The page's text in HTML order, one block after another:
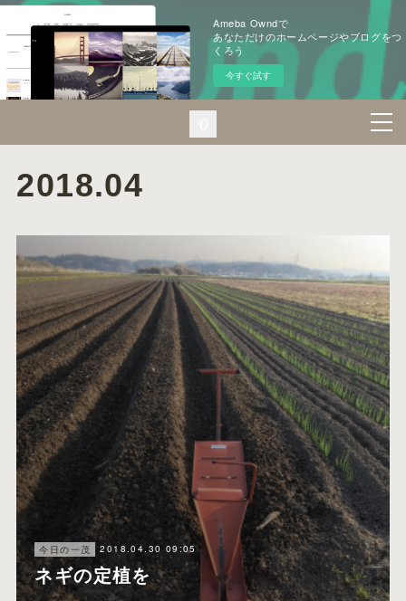
Ameba Owndで
あなただけのホームページやブログをつ
くろう
今すぐ試す
2018.04
今日の一茂 2018.04.30 09:05
ネギの定植を